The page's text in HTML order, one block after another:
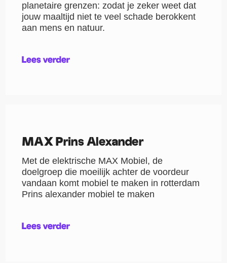
planetaire grenzen: zodat je zeker weet dat
jouw maaltijd niet te veel schade berokkent
aan mens en natuur.
Lees verder
MAX Prins Alexander
Met de elektrische MAX Mobiel, de
doelgroep die moeilijk achter de voordeur
vandaan komt mobiel te maken in rotterdam
Prins alexander mobiel te maken
Lees verder